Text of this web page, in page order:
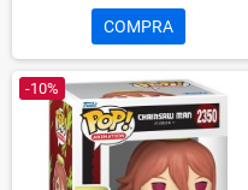
COMPRA
-10%